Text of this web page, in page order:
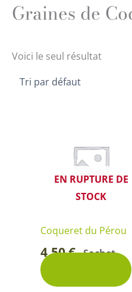
Graines de
Voici le seul résultat
EN RUPTURE DE
STOCK
Coqueret du Pérou
4,50€-Sachet